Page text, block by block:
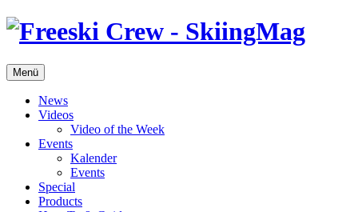
Menü
News
Videos
Video of the Week
Events
Kalender
Events
Special
Products